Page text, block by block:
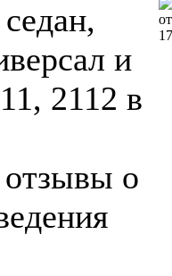
и
2112 в
отзывы о